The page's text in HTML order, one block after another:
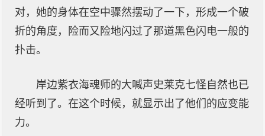
对，她的身体在空中骤然摆动了一下，形成一个破
折的角度，险而又险地闪过了那道黑色闪电一般的
扑击。
岸边紫衣海魂师的大喊声史莱克七怪自然也已
经听到了。在这个时候，就显示出了他们的应变能
力。